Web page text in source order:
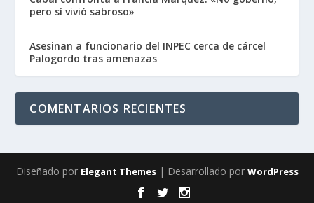
pero sí vivió sabroso»
Asesinan a funcionario del INPEC cerca de cárcel
Palogordo tras amenazas
COMENTARIOS RECIENTES
Diseñado por Elegant Themes| Desarrollado por WordPress